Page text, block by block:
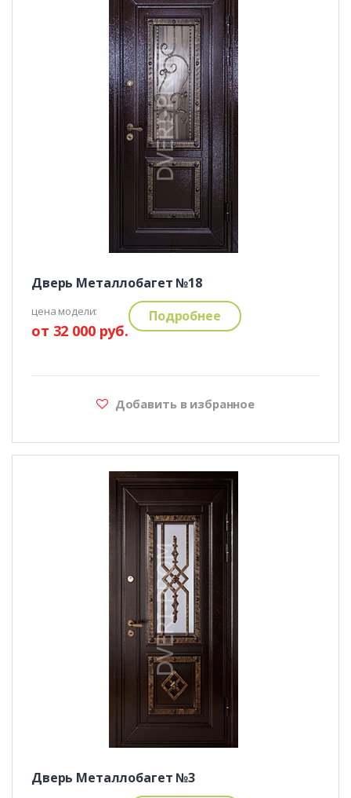
Дверь Металлобагет №18
цена модели:
от 32 000 руб.
Подробнее
Добавить в избранное
Дверь Металлобагет №3